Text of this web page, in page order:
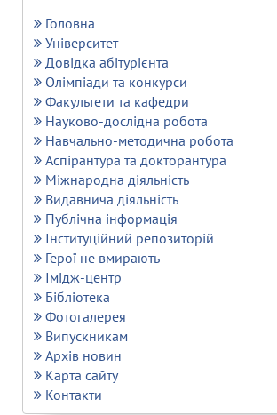
Головна
Університет
Довідка абітурієнта
Олімпіади та конкурси
Факультети та кафедри
Науково-дослідна робота
Навчально-методична робота
Аспірантура та докторантура
Міжнародна діяльність
Видавнича діяльність
Публічна інформація
Інституційний репозиторій
Герої не вмирають
Імідж-центр
Бібліотека
Фотогалерея
Випускникам
Архів новин
Карта сайту
Контакти